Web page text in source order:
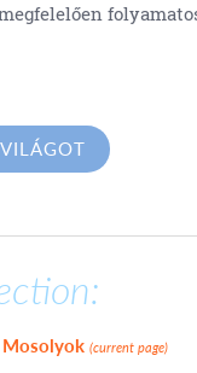
Mosolyok (current page)